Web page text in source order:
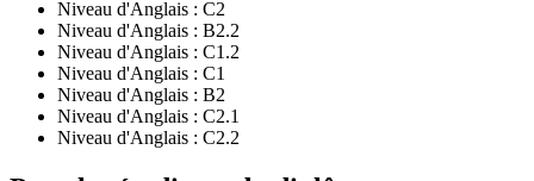
Niveau d'Anglais : C2
Niveau d'Anglais : B2.2
Niveau d'Anglais : C1.2
Niveau d'Anglais : C1
Niveau d'Anglais : B2
Niveau d'Anglais : C2.1
Niveau d'Anglais : C2.2